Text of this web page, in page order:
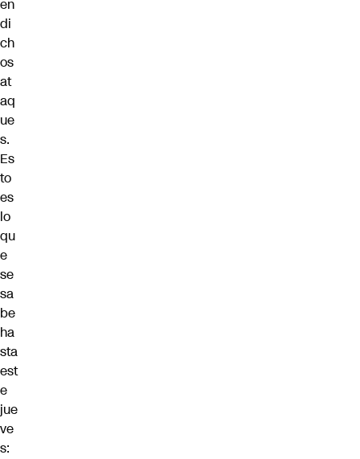
en
di
ch
os
at
aq
ue
s.
Es
to
es
lo
qu
e
se
sa
be
ha
sta
est
e
jue
ve
s: